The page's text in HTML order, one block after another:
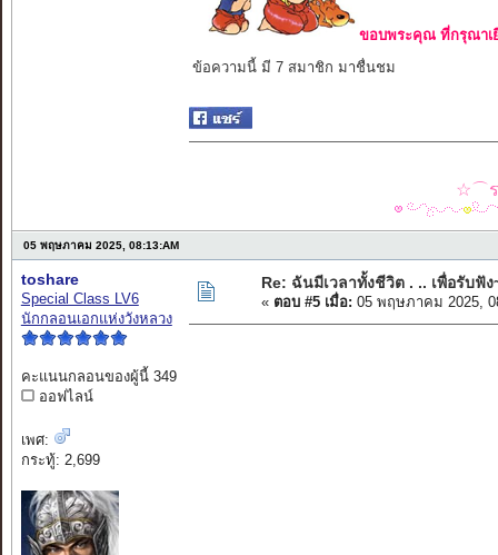
ขอบพระคุณ ที่กรุณาเ
ข้อความนี้ มี 7 สมาชิก มาชื่นชม
☆⌒ร
05 พฤษภาคม 2025, 08:13:AM
toshare
Special Class LV6
นักกลอนเอกแห่งวังหลวง
คะแนนกลอนของผู้นี้ 349
ออฟไลน์
เพศ:
กระทู้: 2,699
Re: ฉันมีเวลาทั้งชีวิต . .. เพื่อรับฟัง
« ตอบ #5 เมื่อ: 05 พฤษภาคม 2025,